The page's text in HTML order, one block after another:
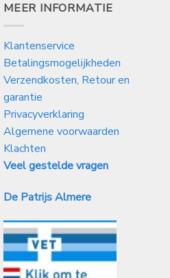
MEER INFORMATIE
Klantenservice
Betalingsmogelijkheden
Verzendkosten, Retour en
garantie
Privacyverklaring
Algemene voorwaarden
Klachten
Veel gestelde vragen
De Patrijs Almere